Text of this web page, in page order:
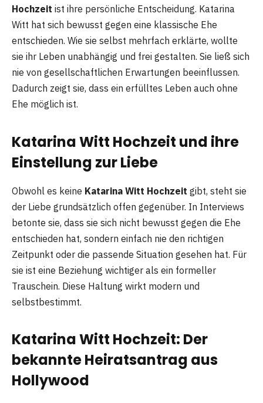
Hochzeit ist ihre persönliche Entscheidung. Katarina
Witt hat sich bewusst gegen eine klassische Ehe
entschieden. Wie sie selbst mehrfach erklärte, wollte
sie ihr Leben unabhängig und frei gestalten. Sie ließ sich
nie von gesellschaftlichen Erwartungen beeinflussen.
Dadurch zeigt sie, dass ein erfülltes Leben auch ohne
Ehe möglich ist.
Katarina Witt Hochzeit und ihre
Einstellung zur Liebe
Obwohl es keine Katarina Witt Hochzeit gibt, steht sie
der Liebe grundsätzlich offen gegenüber. In Interviews
betonte sie, dass sie sich nicht bewusst gegen die Ehe
entschieden hat, sondern einfach nie den richtigen
Zeitpunkt oder die passende Situation gesehen hat. Für
sie ist eine Beziehung wichtiger als ein formeller
Trauschein. Diese Haltung wirkt modern und
selbstbestimmt.
Katarina Witt Hochzeit: Der
bekannte Heiratsantrag aus
Hollywood